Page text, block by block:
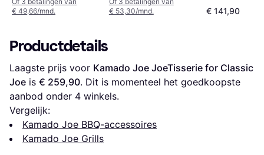
€ 49,66/mnd.
€ 53,30/mnd.
€ 141,90
Productdetails
Laagste prijs voor Kamado Joe JoeTisserie for Classic
Joe is € 259,90. Dit is momenteel het goedkoopste
aanbod onder 4 winkels.
Vergelijk:
Kamado Joe BBQ-accessoires
Kamado Joe Grills